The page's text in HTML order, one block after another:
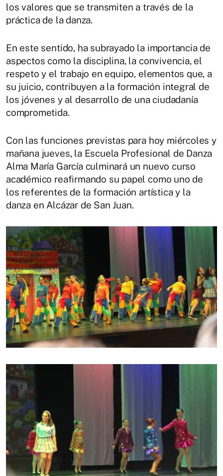
los valores que se transmiten a través de la
práctica de la danza.
En este sentido, ha subrayado la importancia de
aspectos como la disciplina, la convivencia, el
respeto y el trabajo en equipo, elementos que, a
su juicio, contribuyen a la formación integral de
los jóvenes y al desarrollo de una ciudadanía
comprometida.
Con las funciones previstas para hoy miércoles y
mañana jueves, la Escuela Profesional de Danza
Alma María García culminará un nuevo curso
académico reafirmando su papel como uno de
los referentes de la formación artística y la
danza en Alcázar de San Juan.